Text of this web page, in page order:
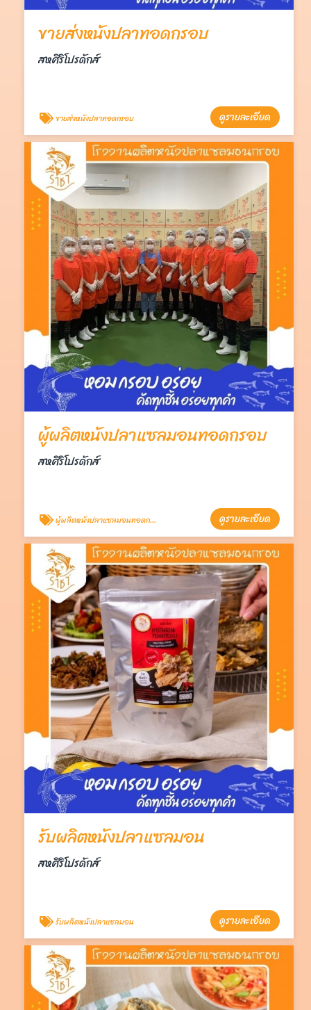
ขายส่งหนังปลาทอดกรอบ
สหศิริโปรดักส์
ขายส่งหนังปลาทอดกรอบ ดูรายละเอียด
ผู้ผลิตหนังปลาแซลมอนทอดกรอบ
สหศิริโปรดักส์
ผู้ผลิตหนังปลาแซลมอนทอดกรอบ ดูรายละเอียด
รับผลิตหนังปลาแซลมอน
สหศิริโปรดักส์
รับผลิตหนังปลาแซลมอน ดูรายละเอียด